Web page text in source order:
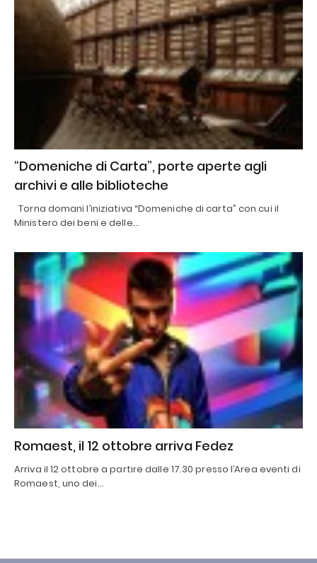
“Domeniche di Carta”, porte aperte agli
archivi e alle biblioteche
Torna domani l’iniziativa “Domeniche di carta” con cui il
Ministero dei beni e delle…
Romaest, il 12 ottobre arriva Fedez
Arriva il 12 ottobre a partire dalle 17.30 presso l’Area eventi di
Romaest, uno dei…